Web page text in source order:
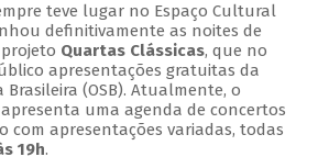
teve lugar no Espaço Cultural
definitivamente as noites de
Quartas Clássicas, que no
apresentações gratuitas da
(OSB). Atualmente, o
uma agenda de concertos
com apresentações variadas, todas
19h.